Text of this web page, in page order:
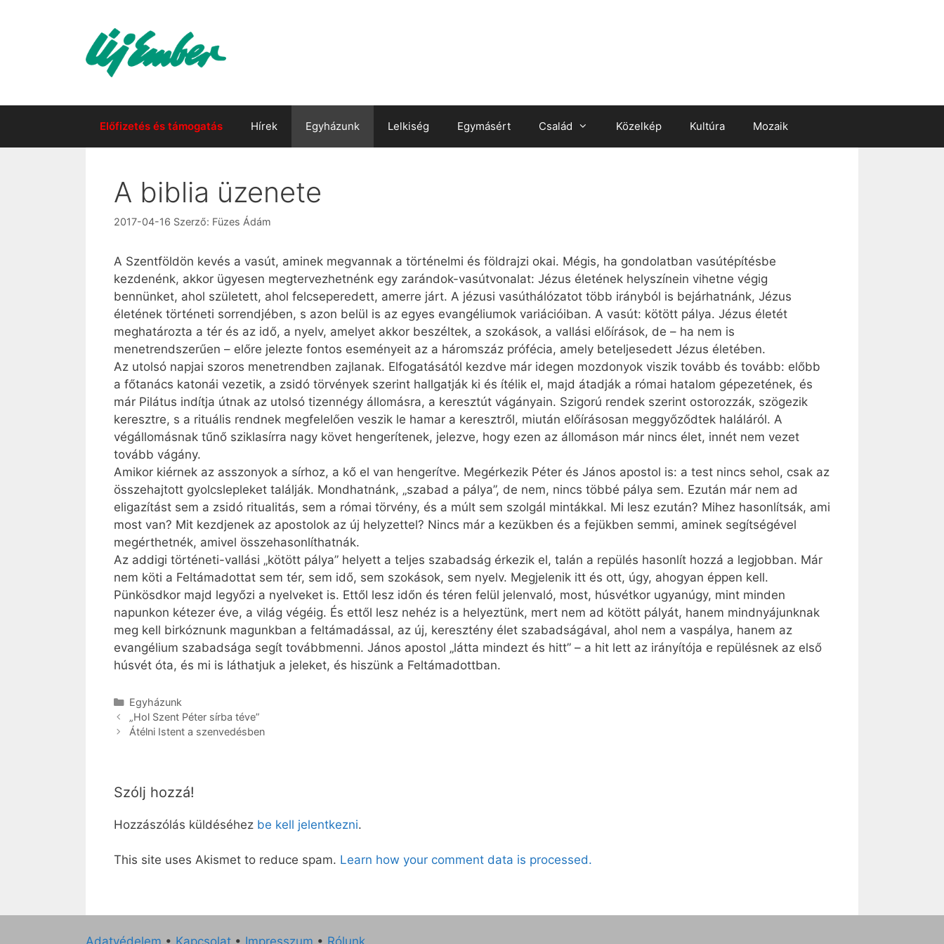
Előfizetés és támogatás Hírek Egyházunk Lelkiség Egymásért Család Közelkép Kultúra Mozaik
A biblia üzenete
2017-04-16 Szerző: Füzes Ádám
A Szentföldön kevés a vasút, aminek megvannak a történelmi és földrajzi okai. Mégis, ha gondolatban vasútépítésbe
kezdenénk, akkor ügyesen megtervezhetnénk egy zarándok-vasútvonalat: Jézus életének helyszínein vihetne végig
bennünket, ahol született, ahol felcseperedett, amerre járt. A jézusi vasúthálózatot több irányból is bejárhatnánk, Jézus
életének történeti sorrendjében, s azon belül is az egyes evangéliumok variációiban. A vasút: kötött pálya. Jézus életét
meghatározta a tér és az idő, a nyelv, amelyet akkor beszéltek, a szokások, a vallási előírások, de – ha nem is
menetrendszerűen – előre jelezte fontos eseményeit az a háromszáz prófécia, amely beteljesedett Jézus életében.
Az utolsó napjai szoros menetrendben zajlanak. Elfogatásától kezdve már idegen mozdonyok viszik tovább és tovább: előbb
a főtanács katonái vezetik, a zsidó törvények szerint hallgatják ki és ítélik el, majd átadják a római hatalom gépezetének, és
már Pilátus indítja útnak az utolsó tizennégy állomásra, a keresztút vágányain. Szigorú rendek szerint ostorozzák, szögezik
keresztre, s a rituális rendnek megfelelően veszik le hamar a keresztről, miután előírásosan meggyőződtek haláláról. A
végállomásnak tűnő sziklasírra nagy követ hengerítenek, jelezve, hogy ezen az állomáson már nincs élet, innét nem vezet
tovább vágány.
Amikor kiérnek az asszonyok a sírhoz, a kő el van hengerítve. Megérkezik Péter és János apostol is: a test nincs sehol, csak az
össze­hajtott gyolcslepleket találják. Mondhatnánk, „szabad a pálya”, de nem, nincs többé pálya sem. Ezután már nem ad
eligazítást sem a zsidó ritualitás, sem a római törvény, és a múlt sem szolgál mintákkal. Mi lesz ezután? Mihez hasonlítsák, ami
most van? Mit kezdjenek az apostolok az új helyzettel? Nincs már a kezükben és a fejükben semmi, aminek segítségével
megérthetnék, amivel összehasonlíthatnák.
Az addigi történeti-vallási „kötött pálya” helyett a teljes szabadság érkezik el, talán a repülés hasonlít hozzá a legjobban. Már
nem köti a Feltámadottat sem tér, sem idő, sem szokások, sem nyelv. Megjelenik itt és ott, úgy, ahogyan éppen kell.
Pünkösdkor majd legyőzi a nyelveket is. Ettől lesz időn és téren felül jelenvaló, most, húsvétkor ugyanúgy, mint minden
napunkon kétezer éve, a világ végéig. És ettől lesz nehéz is a helyeztünk, mert nem ad kötött pályát, hanem mindnyájunknak
meg kell birkóznunk magunkban a feltámadással, az új, keresztény élet szabadságával, ahol nem a vaspálya, hanem az
evangélium szabadsága segít továbbmenni. János apostol „látta mindezt és hitt” – a hit lett az irányítója e repülésnek az első
húsvét óta, és mi is láthatjuk a jeleket, és hiszünk a Feltámadottban.
Kategória
Egyházunk
„Hol Szent Péter sírba téve”
Átélni Istent a szenvedésben
Szólj hozzá!
Hozzászólás küldéséhez be kell jelentkezni.
This site uses Akismet to reduce spam. Learn how your comment data is processed.
Adatvédelem • Kapcsolat • Impresszum • Rólunk